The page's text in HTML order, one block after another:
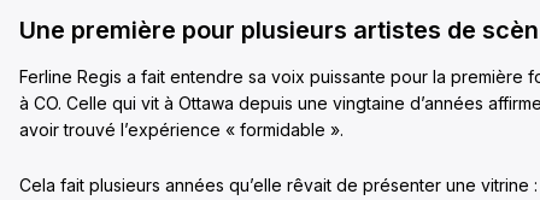
Une première pour plusieurs artistes de
Ferline Regis a fait entendre sa voix puissante pour la première
à CO. Celle qui vit à Ottawa depuis une vingtaine d’années
avoir trouvé l’expérience « formidable ».
Cela fait plusieurs années qu’elle rêvait de présenter une vitrine :